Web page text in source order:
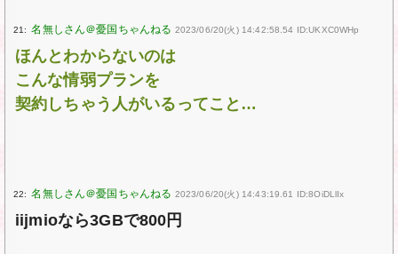
21: 2023/06/20(火) 14:42:58.54 ID:UKXC0WHp
ほんとわからないのは
こんな情弱プランを
契約しちゃう人がいるってこと…
22: 2023/06/20(火) 14:43:19.61 ID:8OiDLlIx
iijmioなら3GBで800円